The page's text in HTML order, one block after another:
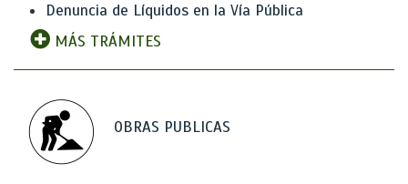
Denuncia de Líquidos en la Vía Pública
MÁS TRÁMITES
OBRAS PUBLICAS